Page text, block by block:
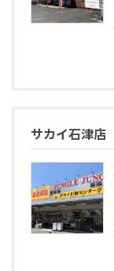
サカイ石津店